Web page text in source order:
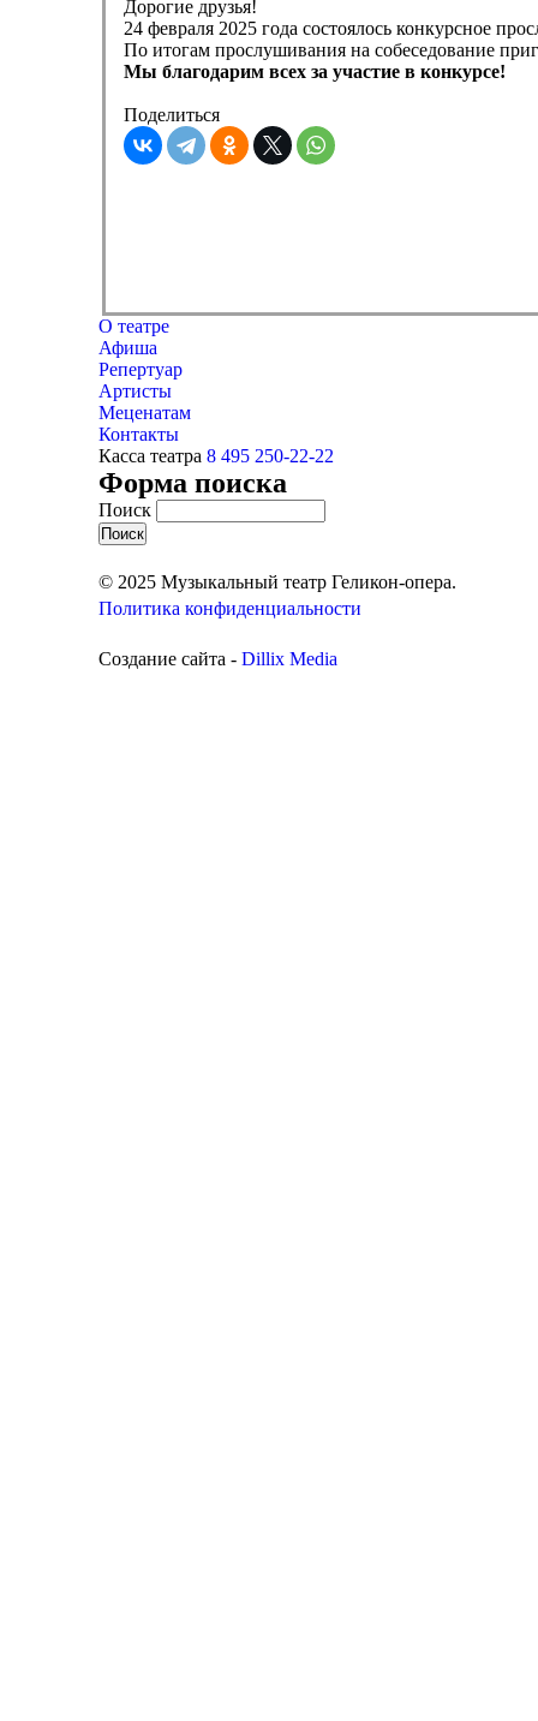
Дорогие друзья!
24 февраля 2025 года состоялось конкурсное
По итогам прослушивания на собеседование
Мы благодарим всех за участие в конкурсе!
Поделиться
О театре
Афиша
Репертуар
Артисты
Меценатам
Контакты
Касса театра 8 495 250-22-22
Форма поиска
Поиск
© 2025 Музыкальный театр Геликон-опера.
Политика конфиденциальности
Создание сайта - Dillix Media